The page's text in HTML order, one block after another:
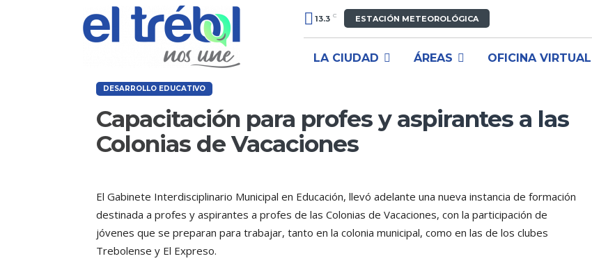
13.3 C ESTACIÓN METEOROLÓGICA
LA CIUDAD ÁREAS OFICINA VIRTUAL
DESARROLLO EDUCATIVO
Capacitación para profes y aspirantes a las
Colonias de Vacaciones
El Gabinete Interdisciplinario Municipal en Educación, llevó adelante una nueva instancia de formación
destinada a profes y aspirantes a profes de las Colonias de Vacaciones, con la participación de
jóvenes que se preparan para trabajar, tanto en la colonia municipal, como en las de los clubes
Trebolense y El Expreso.